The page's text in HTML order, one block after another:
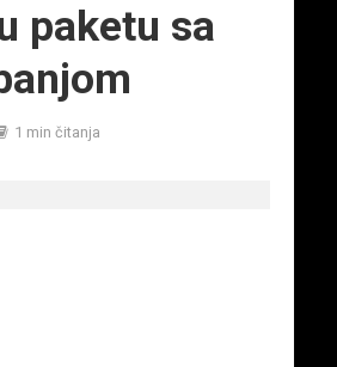
paketu sa
1 min čitanja